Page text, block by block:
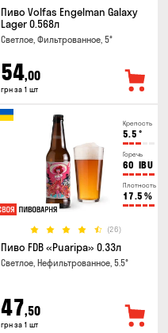
Пиво Volfas Engelman Galaxy
Lager 0.568л
Светлое, Фильтрованное, 5°
54,00
грн за 1 шт
Крепость
5.5 °
Горечь
60 IBU
Плотность
17.5 %
(26)
Пиво FDB «Puaripa» 0.33л
Светлое, Нефильтрованное, 5.5°
47,50
грн за 1 шт